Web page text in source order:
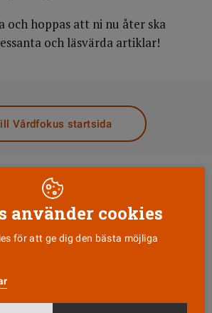
och hoppas att ni nu åter ska
och läsvärda artiklar!
Vårdfokus startsida
använder cookies
för att ge dig den bästa möjliga